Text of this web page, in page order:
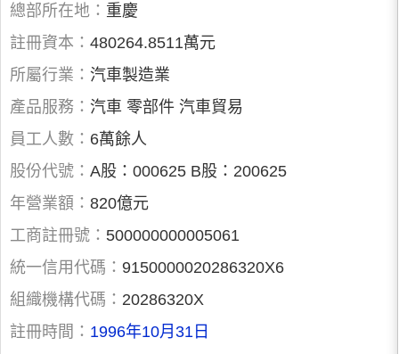
總部所在地： 重慶
註冊資本： 480264.8511萬元
所屬行業： 汽車製造業
產品服務： 汽車 零部件 汽車貿易
員工人數： 6萬餘人
股份代號： A股：000625 B股：200625
年營業額： 820億元
工商註冊號： 500000000005061
統一信用代碼： 9150000020286320X6
組織機構代碼： 20286320X
註冊時間： 1996年10月31日